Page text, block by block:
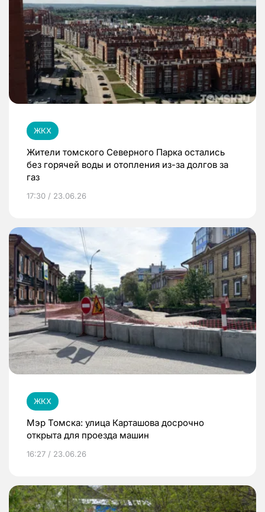
ЖКХ
Жители томского Северного Парка остались
без горячей воды и отопления из-за долгов за
газ
17:30 / 23.06.26
ЖКХ
Мэр Томска: улица Карташова досрочно
открыта для проезда машин
16:27 / 23.06.26